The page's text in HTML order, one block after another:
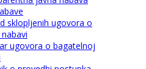
sklopljenih ugovora o
ugovora o bagatelnoj